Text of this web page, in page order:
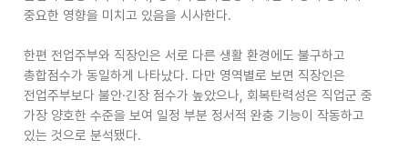
중요한 영향을 미치고 있음을 시사한다.
한편 전업주부와 직장인은 서로 다른 생활 환경에도 불구하고
총합점수가 동일하게 나타났다. 다만 영역별로 보면 직장인은
전업주부보다 불안·긴장 점수가 높았으나, 회복탄력성은 직업군 중
가장 양호한 수준을 보여 일정 부분 정서적 완충 기능이 작동하고
있는 것으로 분석됐다.